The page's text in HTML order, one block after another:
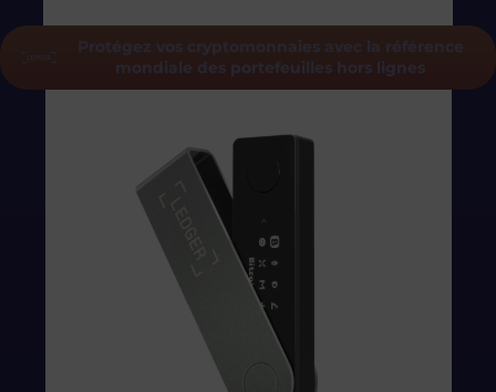
Protégez vos cryptomonnaies avec la référence
mondiale des portefeuilles hors lignes